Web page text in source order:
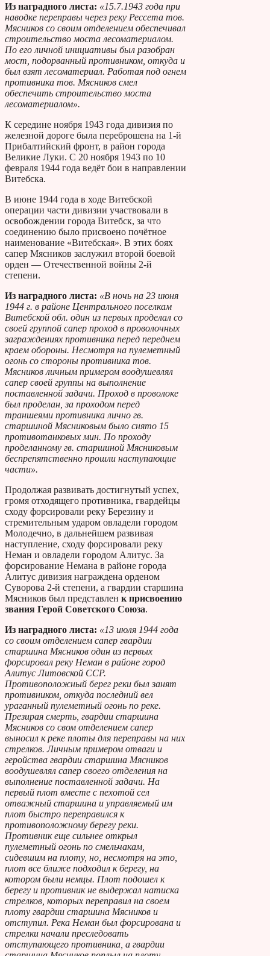
Из наградного листа: «15.7.1943 года при
наводке переправы через реку Рессета тов.
Мясников со своим отделением обеспечивал
строительство моста лесоматериалом.
По его личной инициативы был разобран
мост, подорванный противником, откуда и
был взят лесоматериал. Работая под огнем
противника тов. Мясников смел
обеспечить строительство моста
лесоматериалом».
К середине ноября 1943 года дивизия по
железной дороге была переброшена на 1-й
Прибалтийский фронт, в район города
Великие Луки. С 20 ноября 1943 по 10
февраля 1944 года ведёт бои в направлении
Витебска.
В июне 1944 года в ходе Витебской
операции части дивизии участвовали в
освобождении города Витебск, за что
соединению было присвоено почётное
наименование «Витебская». В этих боях
сапер Мясников заслужил второй боевой
орден — Отечественной войны 2-й
степени.
Из наградного листа: «В ночь на 23 июня
1944 г. в районе Центрального поселкам
Витебской обл. один из первых проделал со
своей группой сапер проход в проволочных
заграждениях противника перед переднем
краем обороны. Несмотря на пулеметный
огонь со стороны противника тов.
Мясников личным примером воодушевлял
сапер своей группы на выполнение
поставленной задачи. Проход в проволоке
был проделан, за проходом перед
траншеями противника лично гв.
старшиной Мясниковым было снято 15
противотанковых мин. По проходу
проделанному гв. старшиной Мясниковым
беспрепятственно прошли наступающие
части».
Продолжая развивать достигнутый успех,
громя отходящего противника, гвардейцы
сходу форсировали реку Березину и
стремительным ударом овладели городом
Молодечно, в дальнейшем развивая
наступление, сходу форсировали реку
Неман и овладели городом Алитус. За
форсирование Немана в районе города
Алитус дивизия награждена орденом
Суворова 2-й степени, а гвардии старшина
Мясников был представлен к присвоению
звания Герой Советского Союза.
Из наградного листа: «13 июля 1944 года
со своим отделением сапер гвардии
старшина Мясников один из первых
форсировал реку Неман в районе город
Алитус Литовской ССР.
Противоположный берег реки был занят
противником, откуда последний вел
ураганный пулеметный огонь по реке.
Презирая смерть, гвардии старшина
Мясников со свом отделением сапер
выносил к реке плоты для переправы на них
стрелков. Личным примером отваги и
геройства гвардии старшина Мясников
воодушевлял сапер своего отделения на
выполнение поставленной задачи. На
первый плот вместе с пехотой сел
отважный старшина и управляемый им
плот быстро переправился к
противоположному берегу реки.
Противник еще сильнее открыл
пулеметный огонь по смельчакам,
сидевшим на плоту, но, несмотря на это,
плот все ближе подходил к берегу, на
котором были немцы. Плот подошел к
берегу и противник не выдержал натиска
стрелков, которых переправил на своем
плоту гвардии старшина Мясников и
отступил. Река Неман был форсирована и
стрелки начали преследовать
отступающего противника, а гвардии